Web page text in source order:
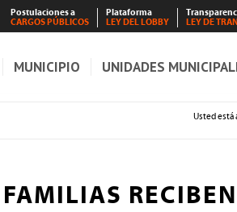
Postulaciones a
CARGOS PÚBLICOS
Plataforma
LEY DEL LOBBY
LEY DE
MUNICIPIO UNIDADES
Usted está